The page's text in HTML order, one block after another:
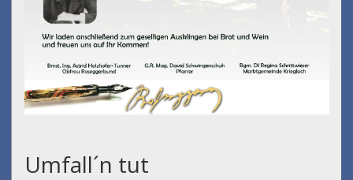
Umfall´n tut